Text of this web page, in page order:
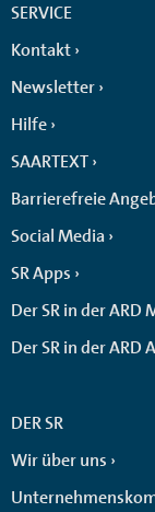
SERVICE
Kontakt
Newsletter
Hilfe
SAARTEXT
Barrierefreie
Social Media
SR Apps
Der SR in der ARD
Der SR in der ARD
DER SR
Wir über uns